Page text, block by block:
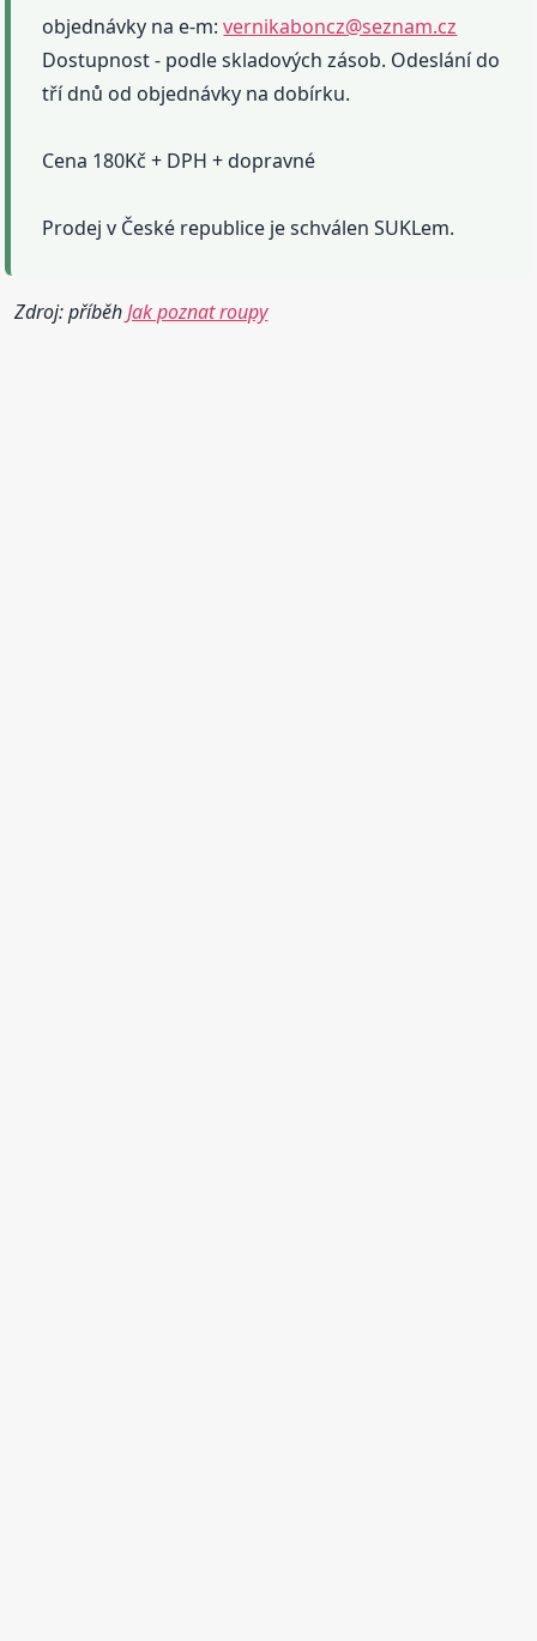
objednávky na e-m:vernikaboncz@seznam.cz
Dostupnost - podle skladových zásob. Odeslání do
tří dnů od objednávky na dobírku.
Cena 180Kč + DPH + dopravné
Prodej v České republice je schválen SUKLem.
Zdroj: příběhJak poznat roupy